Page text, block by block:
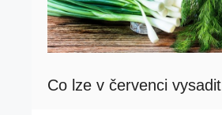
Co lze v červenci